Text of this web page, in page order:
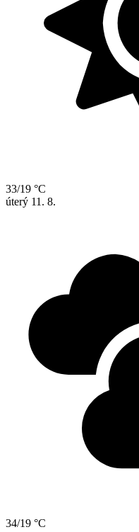
33/19 °C
úterý 11. 8.
34/19 °C